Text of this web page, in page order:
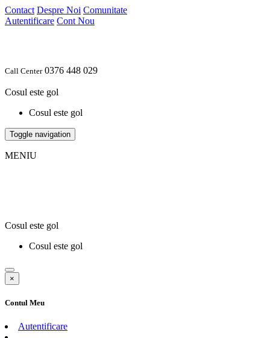
Contact Despre Noi Comunitate
Autentificare Cont Nou
Call Center0376 448 029
Cosul este gol
Cosul este gol
Toggle navigation
MENIU
Cosul este gol
Cosul este gol
×
Contul Meu
Autentificare